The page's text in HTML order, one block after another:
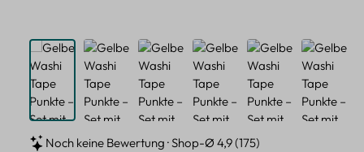
Noch keine Bewertung · Shop-Ø 4,9 (175)